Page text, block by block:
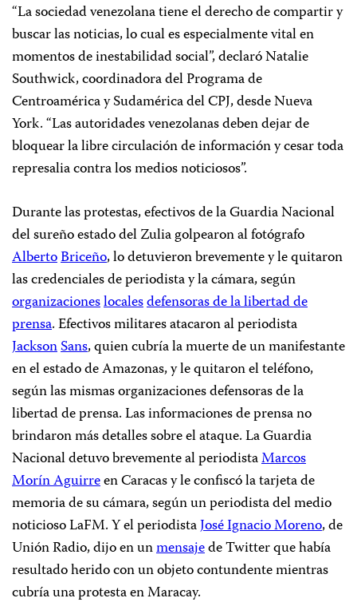
“La sociedad venezolana tiene el derecho de compartir y
buscar las noticias, lo cual es especialmente vital en
momentos de inestabilidad social”, declaró Natalie
Southwick, coordinadora del Programa de
Centroamérica y Sudamérica del CPJ, desde Nueva
York. “Las autoridades venezolanas deben dejar de
bloquear la libre circulación de información y cesar toda
represalia contra los medios noticiosos”.
Durante las protestas, efectivos de la Guardia Nacional
del sureño estado del Zulia golpearon al fotógrafo
AlbertoBriceño, lo detuvieron brevemente y le quitaron
las credenciales de periodista y la cámara, según
organizacioneslocalesdefensoras de la libertad de
prensa. Efectivos militares atacaron al periodista
JacksonSans, quien cubría la muerte de un manifestante
en el estado de Amazonas, y le quitaron el teléfono,
según las mismas organizaciones defensoras de la
libertad de prensa. Las informaciones de prensa no
brindaron más detalles sobre el ataque. La Guardia
Nacional detuvo brevemente al periodistaMarcos
Morín Aguirreen Caracas y le confiscó la tarjeta de
memoria de su cámara, según un periodista del medio
noticioso LaFM. Y el periodistaJosé Ignacio Moreno, de
Unión Radio, dijo en unmensajede Twitter que había
resultado herido con un objeto contundente mientras
cubría una protesta en Maracay.